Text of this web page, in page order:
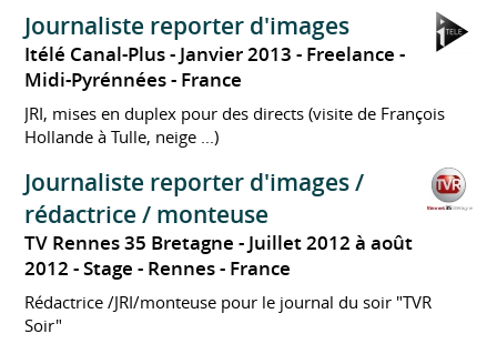
Journaliste reporter d'images
Itélé Canal-Plus Janvier 2013 Freelance
Midi-Pyrénnées
France
JRI, mises en duplex pour des directs (visite de François
Hollande à Tulle, neige ...)
Journaliste reporter d'images /
rédactrice / monteuse
TV Rennes 35 Bretagne
Juillet 2012 à août
2012 Stage Rennes France
Rédactrice /JRI/monteuse pour le journal du soir "TVR
Soir"